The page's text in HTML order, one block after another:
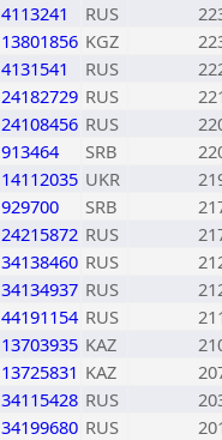
4113241 RUS
13801856 KGZ
4131541 RUS
24182729 RUS
24108456 RUS
913464 SRB
14112035 UKR
929700 SRB
24215872 RUS
34138460 RUS
34134937 RUS
44191154 RUS
13703935 KAZ
13725831 KAZ
34115428 RUS
34199680 RUS